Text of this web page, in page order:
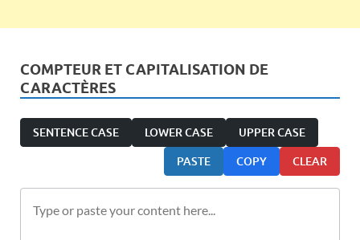
COMPTEUR ET CAPITALISATION DE
CARACTÈRES
SENTENCE CASE LOWER CASE UPPER CASE
PASTE COPY CLEAR